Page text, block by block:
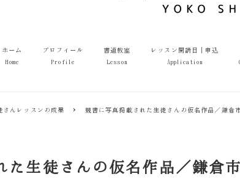
ホーム
Home
プロフィール
Profile
書道教室
Lesson
レッスン開講日｜申込
Application
さんレッスンの成果 競書に写真掲載された生徒さんの仮名作品／鎌倉
た生徒さんの仮名作品／鎌倉